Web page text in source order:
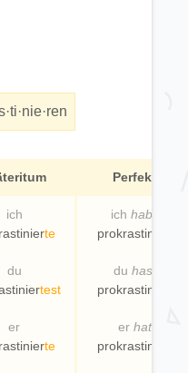
Perfekt
ich
te
ich habe
prokrastinier
du
test
du hast
prokrastinier
er
te
er hat
prokrastinier